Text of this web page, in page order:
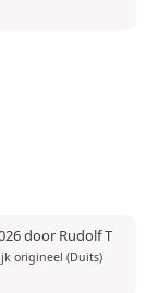
door Rudolf T
origineel (Duits)